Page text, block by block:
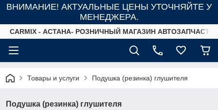
ВНИМАНИЕ! АКТУАЛЬНЫЕ ЦЕНЫ УТОЧНЯЙТЕ У
МЕНЕДЖЕРА.
СARMIX - АСТАНА- РОЗНИЧНЫЙ МАГАЗИН
Товары и услуги Подушка (резинка) глушителя
Подушка (резинка) глушителя